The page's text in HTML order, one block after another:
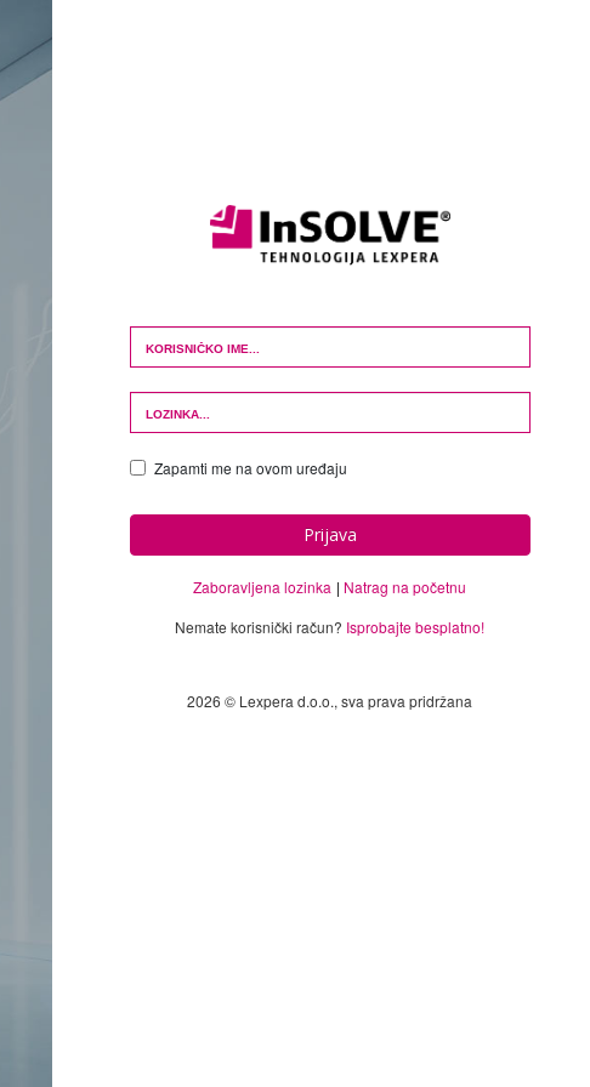
Login Form
Zapamti me na ovom uređaju
Prijava
Zaboravljena lozinka
Natrag na početnu
Nemate korisnički račun? Isprobajte besplatno!
2026 © Lexpera d.o.o., sva prava pridržana